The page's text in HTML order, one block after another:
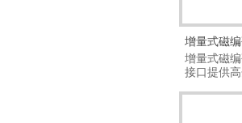
增量式磁
增量式磁
接口提供